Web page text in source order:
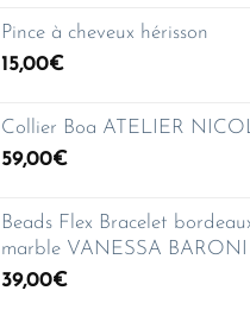
Pince à cheveux hérisson
15,00€
Collier Boa ATELIER
59,00€
Beads Flex Bracelet
marble VANESSA BARONI
39,00€